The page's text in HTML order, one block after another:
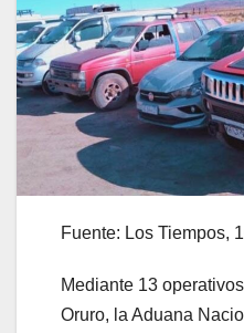
Fuente: Los Tiempos,
Mediante 13
Oruro, la Aduana